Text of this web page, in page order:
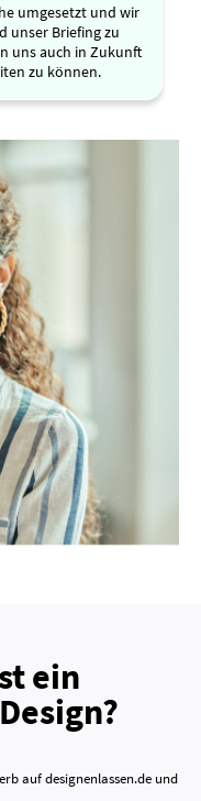
umgesetzt und wir
unser Briefing zu
uns auch in Zukunft
zu können.
ein
auf designenlassen.de und